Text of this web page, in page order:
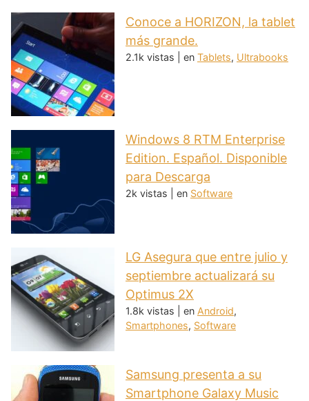
Conoce a HORIZON, la tablet
más grande.
2.1k vistas en Tablets, Ultrabooks
Windows 8 RTM Enterprise
Edition. Español. Disponible
para Descarga
2k vistas en Software
LG Asegura que entre julio y
septiembre actualizará su
Optimus 2X
1.8k vistas en Android,
Smartphones, Software
Samsung presenta a su
Smartphone Galaxy Music